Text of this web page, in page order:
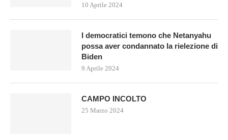
10 Aprile 2024
I democratici temono che Netanyahu
possa aver condannato la rielezione di
Biden
9 Aprile 2024
CAMPO INCOLTO
25 Marzo 2024